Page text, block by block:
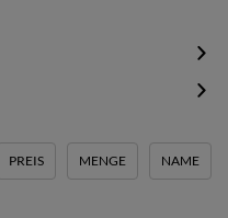
PREIS MENGE NAME